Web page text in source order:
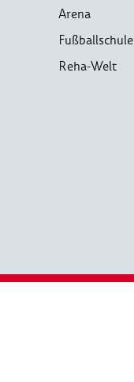
Arena
Fußballschule
Reha-Welt